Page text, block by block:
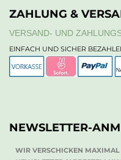
ZAHLUNG &
VERSAND- UND
EINFACH UND SICHER
NEWSLETTER-
WIR VERSCHICKEN MAXIMAL